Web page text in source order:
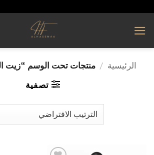
الرئيسية / منتجات تحت الوسم “زيت
تصفية